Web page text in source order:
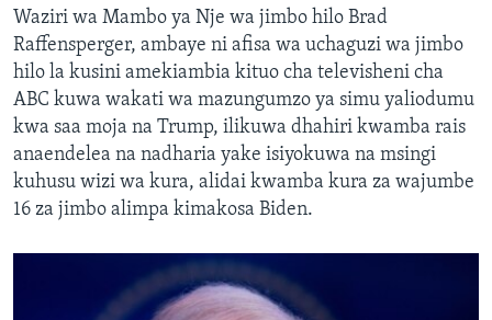
Waziri wa Mambo ya Nje wa jimbo hilo Brad
Raffensperger, ambaye ni afisa wa uchaguzi wa jimbo
hilo la kusini amekiambia kituo cha televisheni cha
ABC kuwa wakati wa mazungumzo ya simu yaliodumu
kwa saa moja na Trump, ilikuwa dhahiri kwamba rais
anaendelea na nadharia yake isiyokuwa na msingi
kuhusu wizi wa kura, alidai kwamba kura za wajumbe
16 za jimbo alimpa kimakosa Biden.